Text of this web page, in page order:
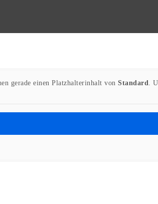
gerade einen Platzhalterinhalt vonStandard.